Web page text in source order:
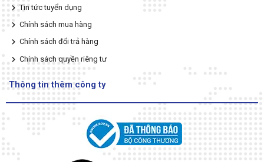
Tin tức tuyển dụng
Chính sách mua hàng
Chính sách đổi trả hàng
Chính sách quyền riêng tư
Thông tin thêm công ty